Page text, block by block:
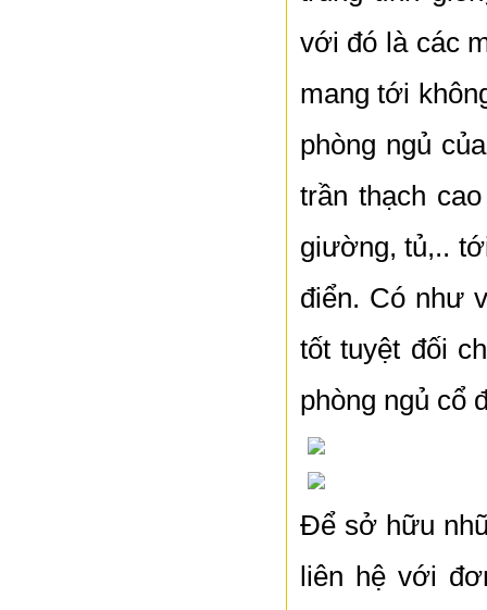
với đó là các
mang tới
phòng ngủ
trần thạch
giường, tủ,..
điển. Có như
tốt tuyệt đối
phòng ngủ cổ
Để sở hữu
liên hệ với